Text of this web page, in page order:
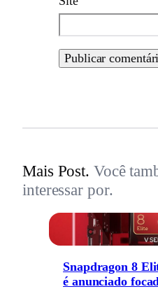
Mais Post. Você
interessar por.
Snapdragon 8
é anunciado